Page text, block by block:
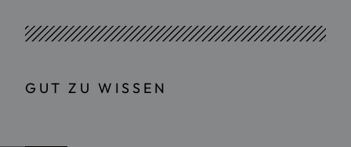
GUT ZU WISSEN